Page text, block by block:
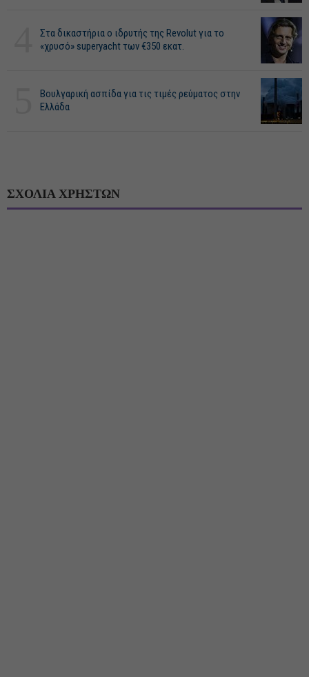
Στα δικαστήρια ο ιδρυτής της Revolut για το
«χρυσό» superyacht των €350 εκατ.
Βουλγαρική ασπίδα για τις τιμές ρεύματος στην
Ελλάδα
ΣΧΟΛΙΑ ΧΡΗΣΤΩΝ